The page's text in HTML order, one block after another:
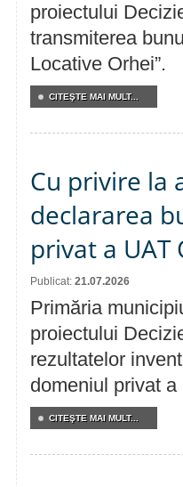
proiectului
transmiterea
Locative Orhei”.
CITEŞTE MAI MULT...
Cu privire la
declararea
privat a UAT
Publicat: 21.07.2026
Primăria
proiectului
rezultatelor
domeniul privat a
CITEŞTE MAI MULT...